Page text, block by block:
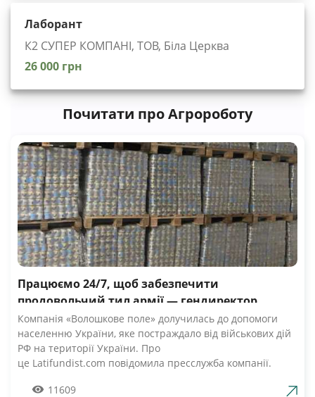
Лаборант
К2 СУПЕР КОМПАНІ, ТОВ, Біла Церква
26 000 грн
Почитати про Агророботу
Працюємо 24/7, щоб забезпечити
продовольчий тил армії — гендиректор
компанії Волошкове поле
Компанія «Волошкове поле» долучилась до допомоги
населенню України, яке постраждало від військових дій
РФ на території України. Про
це Latifundist.com повідомила пресслужба компанії.
Вже шосту добу наші Збройні Сили героїчно стримують
11609